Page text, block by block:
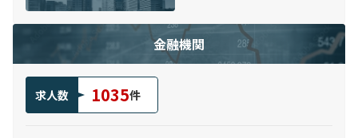
金融機関
求人数 1035件